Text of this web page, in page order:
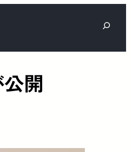
検
開